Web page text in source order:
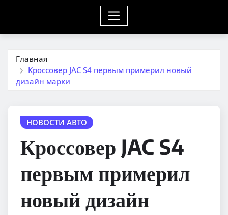
Главная
Кроссовер JAC S4 первым примерил новый
дизайн марки
НОВОСТИ АВТО
Кроссовер JAC S4
первым примерил
новый дизайн